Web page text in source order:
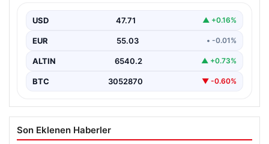
USD 47.71 ▲ +0.16%
EUR 55.03 • -0.01%
ALTIN 6540.2 ▲ +0.73%
BTC 3052870 ▼ -0.60%
Son Eklenen Haberler